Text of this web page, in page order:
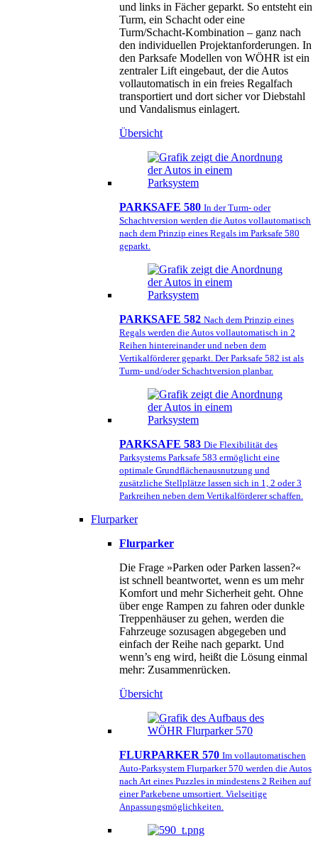
und links in Fächer geparkt. So entsteht ein
Turm, ein Schacht oder eine
Turm/Schacht-Kombination – ganz nach
den individuellen Projektanforderungen. In
den Parksafe Modellen von WÖHR ist ein
zentraler Lift eingebaut, der die Autos
vollautomatisch in ein freies Regalfach
transportiert und dort sicher vor Diebstahl
und Vandalismus einlagert.
Übersicht
PARKSAFE 580 In der Turm- oder
Schachtversion werden die Autos vollautomatisch
nach dem Prinzip eines Regals im Parksafe 580
geparkt.
PARKSAFE 582 Nach dem Prinzip eines
Regals werden die Autos vollautomatisch in 2
Reihen hintereinander und neben dem
Vertikalförderer geparkt. Der Parksafe 582 ist als
Turm- und/oder Schachtversion planbar.
PARKSAFE 583 Die Flexibilität des
Parksystems Parksafe 583 ermöglicht eine
optimale Grundflächenausnutzung und
zusätzliche Stellplätze lassen sich in 1, 2 oder 3
Parkreihen neben dem Vertikalförderer schaffen.
Flurparker
Flurparker
Die Frage »Parken oder Parken lassen?«
ist schnell beantwortet, wenn es um mehr
Komfort und mehr Sicherheit geht. Ohne
über enge Rampen zu fahren oder dunkle
Treppenhäuser zu gehen, werden die
Fahrzeuge sozusagen abgegeben und
einfach der Reihe nach geparkt. Und
wenn’s eng wird, heißt die Lösung einmal
mehr: Zusammenrücken.
Übersicht
FLURPARKER 570 Im vollautomatischen
Auto-Parksystem Flurparker 570 werden die Autos
nach Art eines Puzzles in mindestens 2 Reihen auf
einer Parkebene umsortiert. Vielseitige
Anpassungsmöglichkeiten.